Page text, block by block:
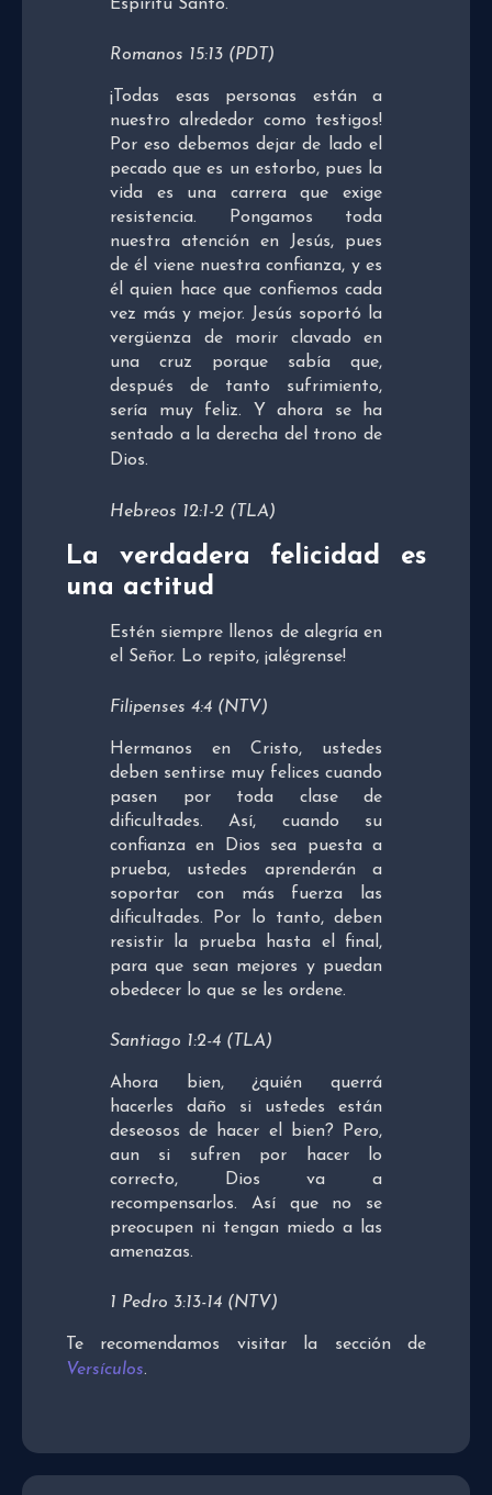
Espíritu Santo.
Romanos 15:13 (PDT)
¡Todas esas personas están a
nuestro alrededor como testigos!
Por eso debemos dejar de lado el
pecado que es un estorbo, pues la
vida es una carrera que exige
resistencia. Pongamos toda
nuestra atención en Jesús, pues
de él viene nuestra confianza, y es
él quien hace que confiemos cada
vez más y mejor. Jesús soportó la
vergüenza de morir clavado en
una cruz porque sabía que,
después de tanto sufrimiento,
sería muy feliz. Y ahora se ha
sentado a la derecha del trono de
Dios.
Hebreos 12:1-2 (TLA)
La verdadera felicidad es
una actitud
Estén siempre llenos de alegría en
el Señor. Lo repito, ¡alégrense!
Filipenses 4:4 (NTV)
Hermanos en Cristo, ustedes
deben sentirse muy felices cuando
pasen por toda clase de
dificultades. Así, cuando su
confianza en Dios sea puesta a
prueba, ustedes aprenderán a
soportar con más fuerza las
dificultades. Por lo tanto, deben
resistir la prueba hasta el final,
para que sean mejores y puedan
obedecer lo que se les ordene.
Santiago 1:2-4 (TLA)
Ahora bien, ¿quién querrá
hacerles daño si ustedes están
deseosos de hacer el bien? Pero,
aun si sufren por hacer lo
correcto, Dios va a
recompensarlos. Así que no se
preocupen ni tengan miedo a las
amenazas.
1 Pedro 3:13-14 (NTV)
Te recomendamos visitar la sección de
Versículos.